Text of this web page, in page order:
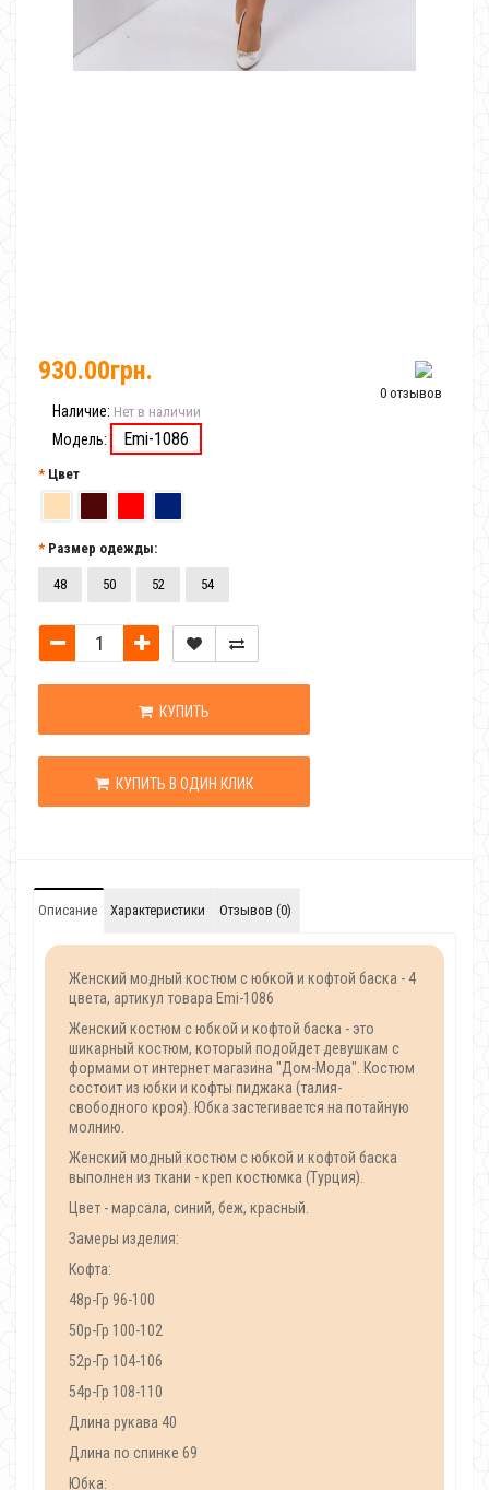
0 отзывов
930.00грн.
Наличие: Нет в наличии
Модель: Emi-1086
Цвет
Размер одежды:
48 50 52 54
КУПИТЬ
КУПИТЬ В ОДИН КЛИК
Описание Характеристики Отзывов (0)
Женский модный костюм с юбкой и кофтой баска - 4
цвета, артикул товара Emi-1086
Женский костюм с юбкой и кофтой баска - это
шикарный костюм, который подойдет девушкам с
формами от интернет магазина "Дом-Мода". Костюм
состоит из юбки и кофты пиджака (талия-
свободного кроя). Юбка застегивается на потайную
молнию.
Женский модный костюм с юбкой и кофтой баска
выполнен из ткани - креп костюмка (Турция).
Цвет - марсала, синий, беж, красный.
Замеры изделия:
Кофта:
48р-Гр 96-100
50р-Гр 100-102
52р-Гр 104-106
54р-Гр 108-110
Длина рукава 40
Длина по спинке 69
Юбка: